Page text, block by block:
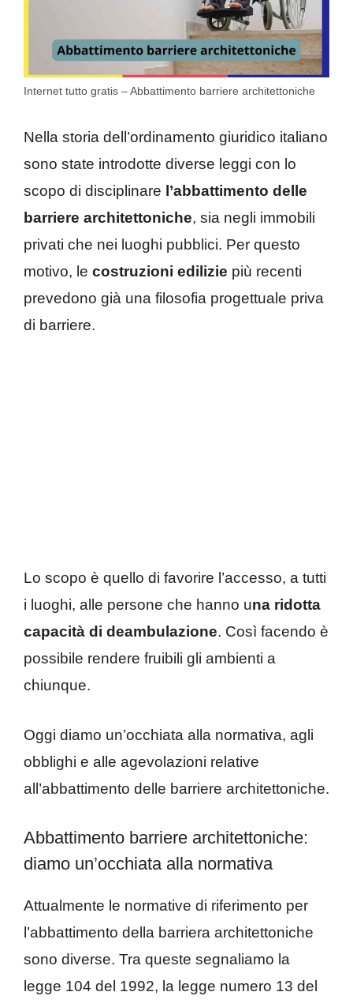
Internet tutto gratis – Abbattimento barriere architettoniche
Nella storia dell’ordinamento giuridico italiano
sono state introdotte diverse leggi con lo
scopo di disciplinare l’abbattimento delle
barriere architettoniche, sia negli immobili
privati che nei luoghi pubblici. Per questo
motivo, le costruzioni edilizie più recenti
prevedono già una filosofia progettuale priva
di barriere.
Lo scopo è quello di favorire l’accesso, a tutti
i luoghi, alle persone che hanno una ridotta
capacità di deambulazione. Così facendo è
possibile rendere fruibili gli ambienti a
chiunque.
Oggi diamo un’occhiata alla normativa, agli
obblighi e alle agevolazioni relative
all’abbattimento delle barriere architettoniche.
Abbattimento barriere architettoniche:
diamo un’occhiata alla normativa
Attualmente le normative di riferimento per
l’abbattimento della barriera architettoniche
sono diverse. Tra queste segnaliamo la
legge 104 del 1992, la legge numero 13 del